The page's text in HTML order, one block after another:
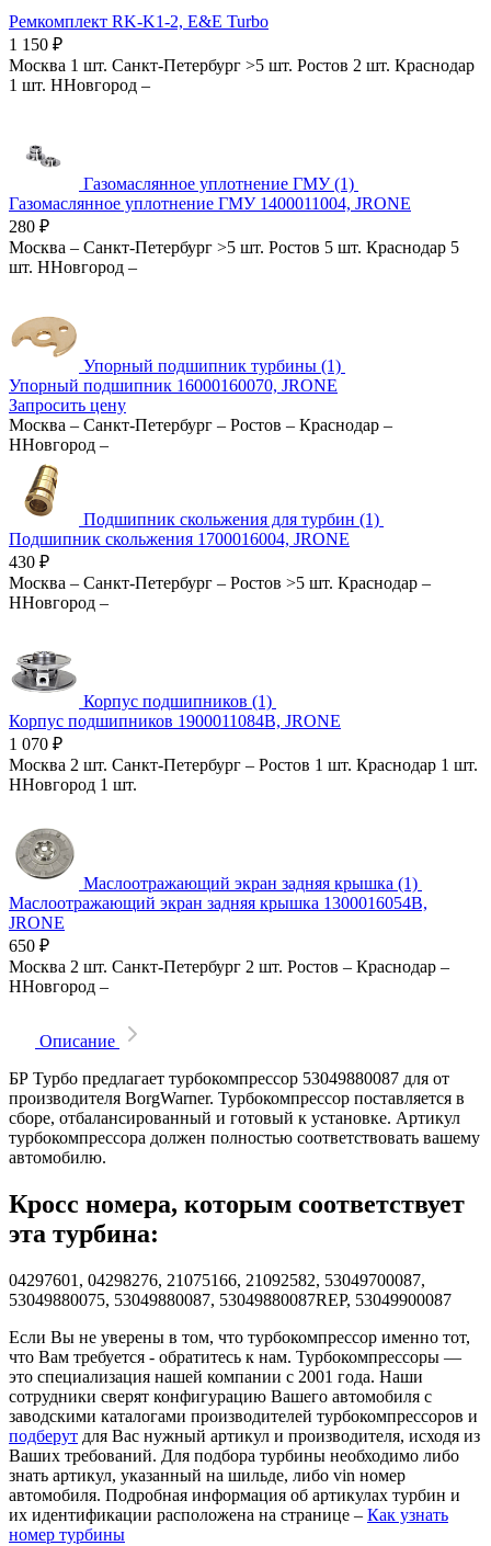
Ремкомплект RK-K1-2, E&E Turbo
1 150 ₽
Москва 1 шт. Санкт-Петербург >5 шт. Ростов 2 шт. Краснодар
1 шт. ННовгород –
Газомаслянное уплотнение ГМУ (1)
Газомаслянное уплотнение ГМУ 1400011004, JRONE
280 ₽
Москва – Санкт-Петербург >5 шт. Ростов 5 шт. Краснодар 5
шт. ННовгород –
Упорный подшипник турбины (1)
Упорный подшипник 16000160070, JRONE
Запросить цену
Москва – Санкт-Петербург – Ростов – Краснодар –
ННовгород –
Подшипник скольжения для турбин (1)
Подшипник скольжения 1700016004, JRONE
430 ₽
Москва – Санкт-Петербург – Ростов >5 шт. Краснодар –
ННовгород –
Корпус подшипников (1)
Корпус подшипников 1900011084B, JRONE
1 070 ₽
Москва 2 шт. Санкт-Петербург – Ростов 1 шт. Краснодар 1 шт.
ННовгород 1 шт.
Маслоотражающий экран задняя крышка (1)
Маслоотражающий экран задняя крышка 1300016054B,
JRONE
650 ₽
Москва 2 шт. Санкт-Петербург 2 шт. Ростов – Краснодар –
ННовгород –
Описание
БР Турбо предлагает турбокомпрессор 53049880087 для от
производителя BorgWarner. Турбокомпрессор поставляется в
сборе, отбалансированный и готовый к установке. Артикул
турбокомпрессора должен полностью соответствовать вашему
автомобилю.
Кросс номера, которым соответствует
эта турбина:
04297601, 04298276, 21075166, 21092582, 53049700087,
53049880075, 53049880087, 53049880087REP, 53049900087
Если Вы не уверены в том, что турбокомпрессор именно тот,
что Вам требуется - обратитесь к нам. Турбокомпрессоры —
это специализация нашей компании с 2001 года. Наши
сотрудники сверят конфигурацию Вашего автомобиля с
заводскими каталогами производителей турбокомпрессоров и
подберут для Вас нужный артикул и производителя, исходя из
Ваших требований. Для подбора турбины необходимо либо
знать артикул, указанный на шильде, либо vin номер
автомобиля. Подробная информация об артикулах турбин и
их идентификации расположена на странице – Как узнать
номер турбины